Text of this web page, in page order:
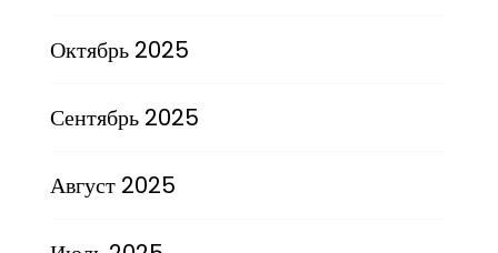
Октябрь 2025
Сентябрь 2025
Август 2025